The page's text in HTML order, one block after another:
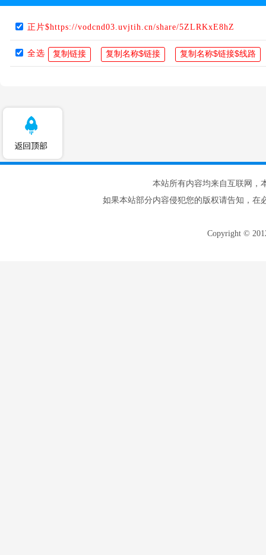
正片$https://vodcnd03.uvjtih.cn/share/5ZLRKxE8hZ
全选
本站所有内容均来自互联网，
如果本站部分内容侵犯您的版权请告知，在
Copyright ©